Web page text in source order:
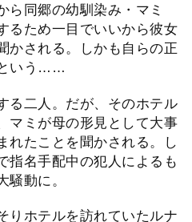
ら同郷の幼馴染み・マミ
るため一目でいいから彼女
かされる。しかも自らの正
いう……
る二人。だが、そのホテル
マミが母の形見として大事
れたことを聞かされる。し
指名手配中の犯人によるも
騒動に。
りホテルを訪れていたルナ